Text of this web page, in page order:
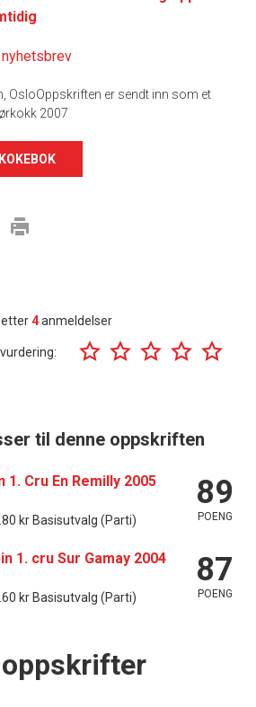
OsloOppskriften er sendt inn som et
2007
etter4anmeldelser
til denne oppskriften
1. Cru En Remilly 2005
kr Basisutvalg (Parti)
89
POENG
1. cru Sur Gamay 2004
kr Basisutvalg (Parti)
87
POENG